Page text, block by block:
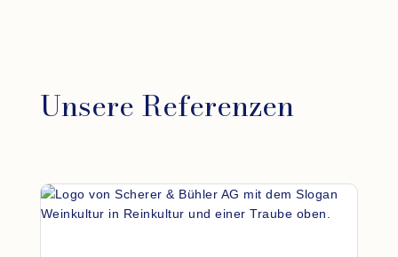
Unsere Referenzen